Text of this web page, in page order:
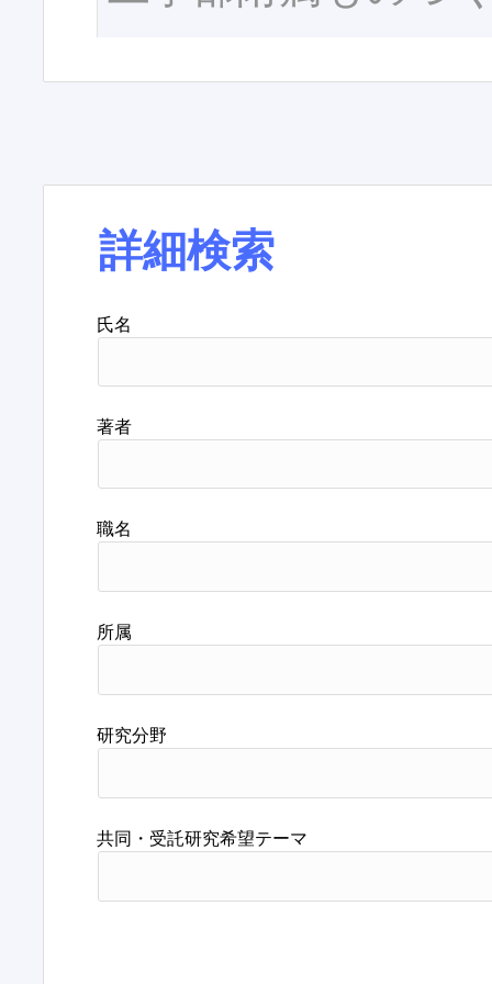
詳細検索
氏名
著者
職名
所属
研究分野
共同・受託研究希望テーマ